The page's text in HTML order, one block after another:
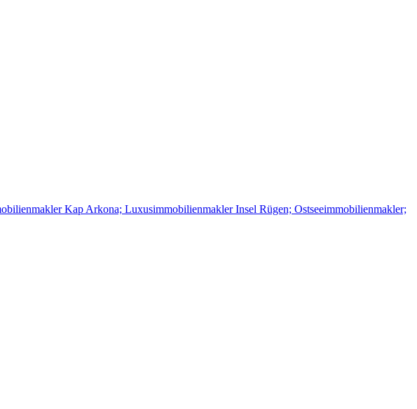
Kap Arkona; Luxusimmobilienmakler Insel Rügen; Ostseeimmobilienmakler;